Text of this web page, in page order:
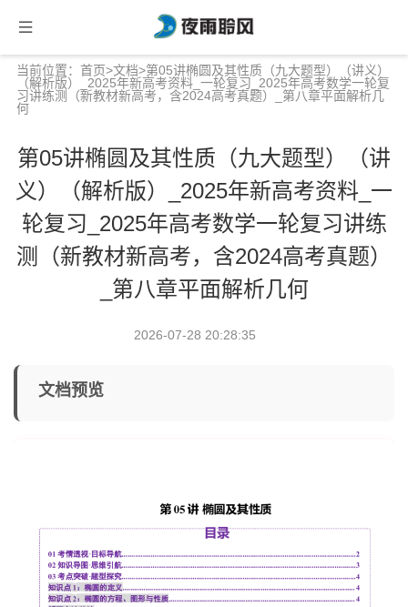
当前位置： 首页>文档>第05讲椭圆及其性质（九大题型）（讲义）
（解析版）_2025年新高考资料_一轮复习_2025年高考数学一轮复
习讲练测（新教材新高考，含2024高考真题）_第八章平面解析几
何
第05讲椭圆及其性质（九大题型）（讲
义）（解析版）_2025年新高考资料_一
轮复习_2025年高考数学一轮复习讲练
测（新教材新高考，含2024高考真题）
_第八章平面解析几何
2026-07-28 20:28:35
文档预览